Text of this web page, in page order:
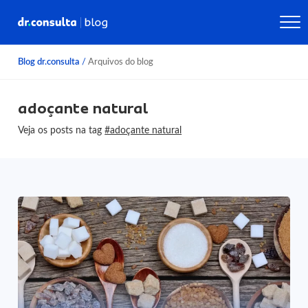
Blog dr.consulta / Arquivos do blog
adoçante natural
Veja os posts na tag#adoçante natural